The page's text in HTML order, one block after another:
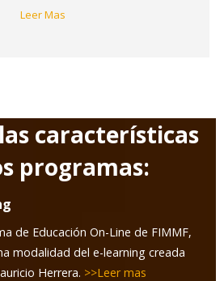
Leer Mas
características
programas:
de Educación On-Line de FIMMF,
modalidad del e-learning creada
Herrera. >>Leer mas